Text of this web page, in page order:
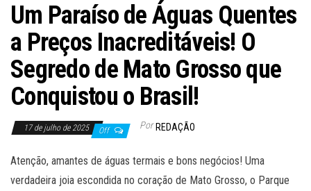
Um Paraíso de Águas Quentes
a Preços Inacreditáveis! O
Segredo de Mato Grosso que
Conquistou o Brasil!
17 de julho de 2025 Off Por REDAÇÃO
Atenção, amantes de águas termais e bons negócios! Uma
verdadeira joia escondida no coração de Mato Grosso, o Parque